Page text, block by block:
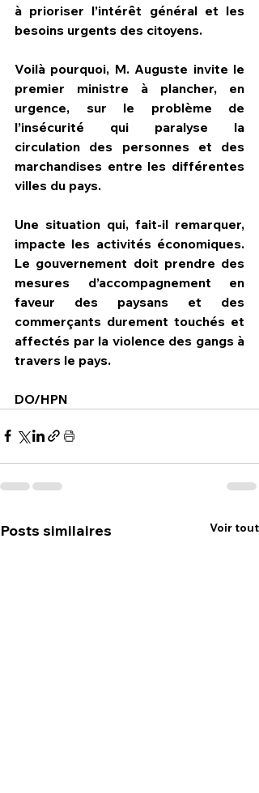
à prioriser l’intérêt général et les
besoins urgents des citoyens.
Voilà pourquoi, M. Auguste invite le
premier ministre à plancher, en
urgence, sur le problème de
l’insécurité qui paralyse la
circulation des personnes et des
marchandises entre les différentes
villes du pays.
Une situation qui, fait-il remarquer,
impacte les activités économiques.
Le gouvernement doit prendre des
mesures d’accompagnement en
faveur des paysans et des
commerçants durement touchés et
affectés par la violence des gangs à
travers le pays.
DO/HPN
Posts similaires Voir tout